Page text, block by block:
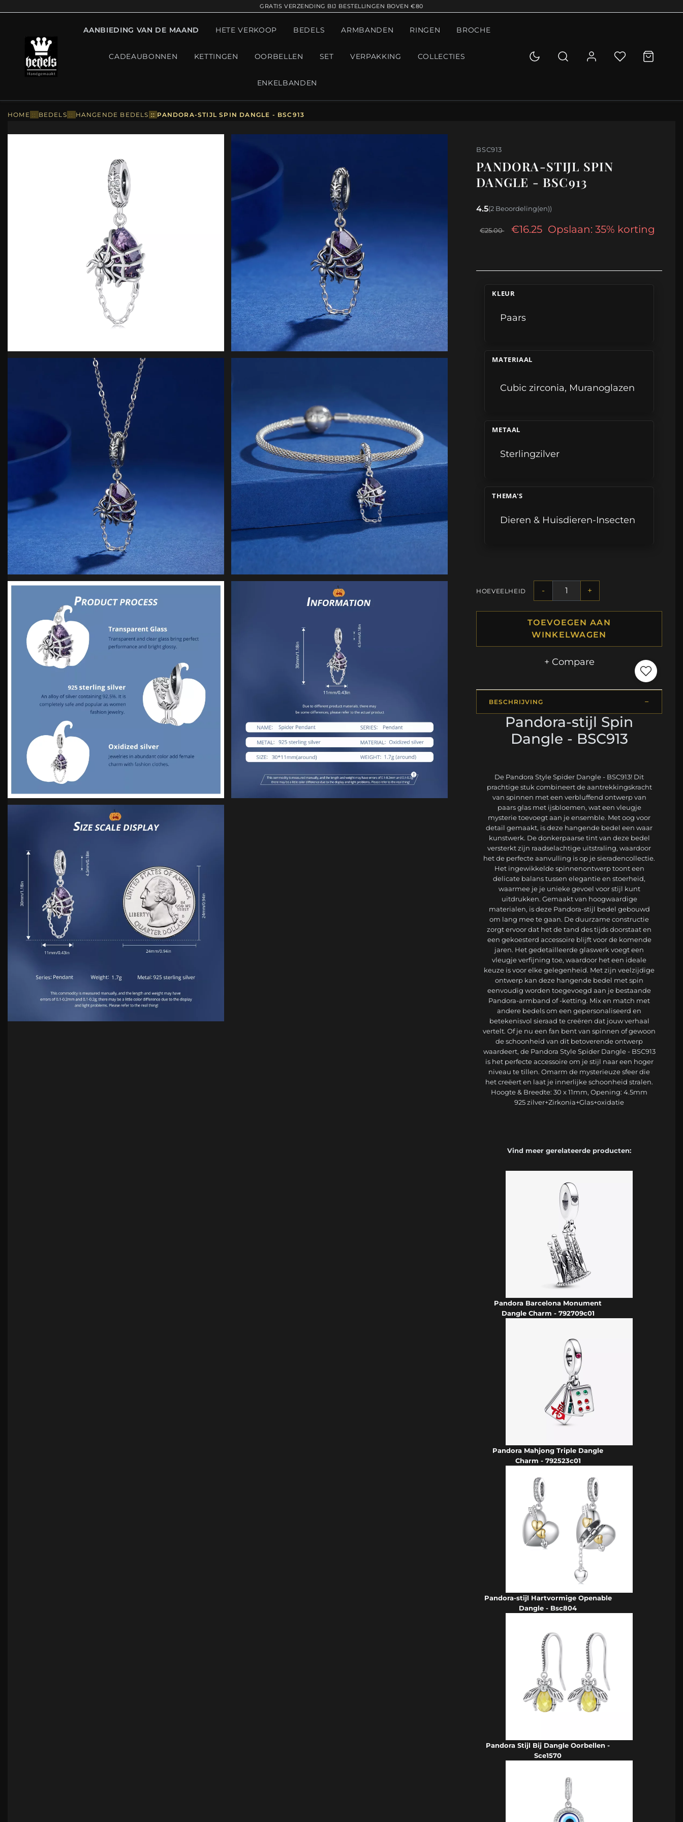
GRATIS VERZENDING BIJ BESTELLINGEN BOVEN €80
AANBIEDING VAN DE MAAND HETE VERKOOP BEDELS ARMBANDEN RINGEN BROCHE
CADEAUBONNEN KETTINGEN OORBELLEN SET VERPAKKING COLLECTIES
ENKELBANDEN
HOME :: BEDELS :: HANGENDE BEDELS :: PANDORA-STIJL SPIN DANGLE - BSC913
BSC913
PANDORA-STIJL SPIN
DANGLE - BSC913
4.5(2 Beoordeling(en))
€25.00 €16.25 Opslaan: 35% korting
KLEUR
Paars
MATERIAAL
Cubic zirconia, Muranoglazen
METAAL
Sterlingzilver
THEMA'S
Dieren & Huisdieren-Insecten
HOEVEELHEID - +
TOEVOEGEN AAN
WINKELWAGEN
+ Compare
BESCHRIJVING
Pandora-stijl Spin
Dangle - BSC913
De Pandora Style Spider Dangle - BSC913! Dit
prachtige stuk combineert de aantrekkingskracht
van spinnen met een verbluffend ontwerp van
paars glas met ijsbloemen, wat een vleugje
mysterie toevoegt aan je ensemble. Met oog voor
detail gemaakt, is deze hangende bedel een waar
kunstwerk. De donkerpaarse tint van deze bedel
versterkt zijn raadselachtige uitstraling, waardoor
het de perfecte aanvulling is op je sieradencollectie.
Het ingewikkelde spinnenontwerp toont een
delicate balans tussen elegantie en stoerheid,
waarmee je je unieke gevoel voor stijl kunt
uitdrukken. Gemaakt van hoogwaardige
materialen, is deze Pandora-stijl bedel gebouwd
om lang mee te gaan. De duurzame constructie
zorgt ervoor dat het de tand des tijds doorstaat en
een gekoesterd accessoire blijft voor de komende
jaren. Het gedetailleerde glaswerk voegt een
vleugje verfijning toe, waardoor het een ideale
keuze is voor elke gelegenheid. Met zijn veelzijdige
ontwerp kan deze hangende bedel met spin
eenvoudig worden toegevoegd aan je bestaande
Pandora-armband of -ketting. Mix en match met
andere bedels om een gepersonaliseerd en
betekenisvol sieraad te creëren dat jouw verhaal
vertelt. Of je nu een fan bent van spinnen of gewoon
de schoonheid van dit betoverende ontwerp
waardeert, de Pandora Style Spider Dangle - BSC913
is het perfecte accessoire om je stijl naar een hoger
niveau te tillen. Omarm de mysterieuze sfeer die
het creëert en laat je innerlijke schoonheid stralen.
Hoogte & Breedte: 30 x 11mm, Opening: 4.5mm
925 zilver+Zirkonia+Glas+oxidatie
Vind meer gerelateerde producten:
Pandora Barcelona Monument
Dangle Charm - 792709c01
Pandora Mahjong Triple Dangle
Charm - 792523c01
Pandora-stijl Hartvormige Openable
Dangle - Bsc804
Pandora Stijl Bij Dangle Oorbellen -
Sce1570